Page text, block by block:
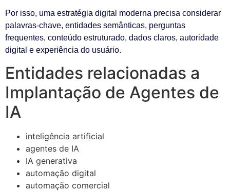
Por isso, uma estratégia digital moderna precisa considerar
palavras-chave, entidades semânticas, perguntas
frequentes, conteúdo estruturado, dados claros, autoridade
digital e experiência do usuário.
Entidades relacionadas a
Implantação de Agentes de
IA
inteligência artificial
agentes de IA
IA generativa
automação digital
automação comercial